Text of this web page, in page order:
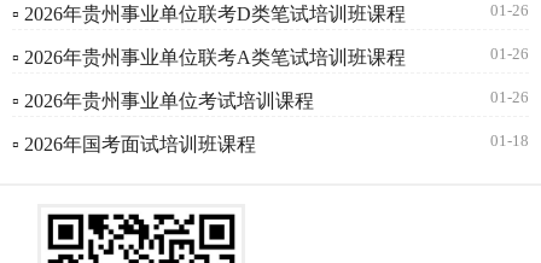
▫ 2026年贵州事业单位联考D类笔试培训班课程 01-26
▫ 2026年贵州事业单位联考A类笔试培训班课程 01-26
▫ 2026年贵州事业单位考试培训课程 01-26
▫ 2026年国考面试培训班课程 01-18